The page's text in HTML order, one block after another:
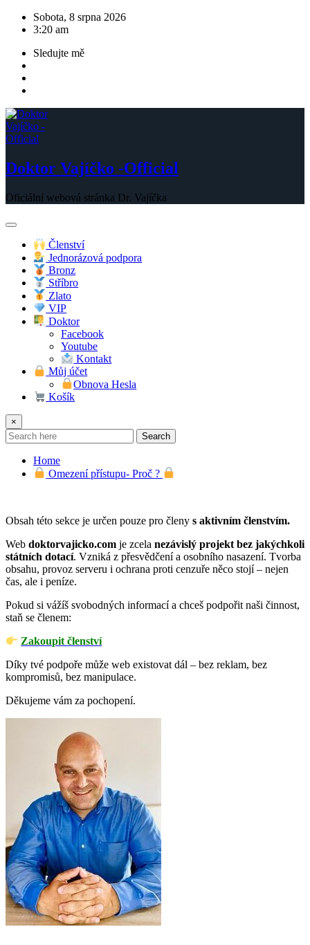
Skip
Sobota, 8 srpna 2026
3:20 am
Sledujte mě
Doktor Vajíčko -Official
Oficiální webová stránka Dr. Vajíčka
Členství
Jednorázová podpora
Bronz
Stříbro
Zlato
VIP
Doktor
Facebook
Youtube
Kontakt
Můj účet
Obnova Hesla
Košík
×
Search
Home
Omezení přístupu- Proč ?
Obsah této sekce je určen pouze pro členy s aktivním členstvím.
Web doktorvajicko.com je zcela nezávislý projekt bez jakýchkoli
státních dotací. Vzniká z přesvědčení a osobního nasazení. Tvorba
obsahu, provoz serveru i ochrana proti cenzuře něco stojí – nejen
čas, ale i peníze.
Pokud si vážíš svobodných informací a chceš podpořit naši činnost,
staň se členem:
Zakoupit členství
Díky tvé podpoře může web existovat dál – bez reklam, bez
kompromisů, bez manipulace.
Děkujeme vám za pochopení.